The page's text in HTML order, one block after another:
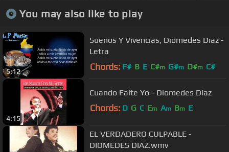
You may also like to play
5:12
Sueños Y Vivencias, Diomedes Diaz -
Letra
Chords: F# B E C#m G#m D#m C#
4:15
Cuando Falte Yo - Diomedes Díaz
Chords: D G C Em Am Bm E
EL VERDADERO CULPABLE -
DIOMEDES DIAZ.wmv